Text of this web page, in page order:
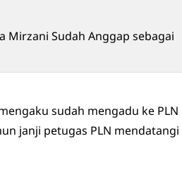
Mirzani Sudah Anggap sebagai
sudah mengadu ke PLN
janji petugas PLN mendatangi